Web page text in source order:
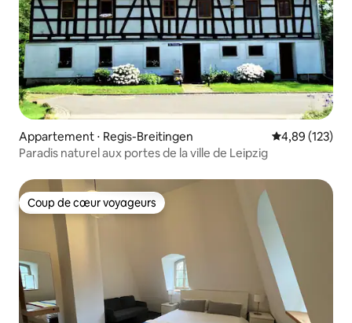
Appartement ⋅ Regis-Breitingen Évaluation
4,89 (123)
Paradis naturel aux portes de la ville de Leipzig
Coup de cœur voyageurs
Coup de cœur voyageurs